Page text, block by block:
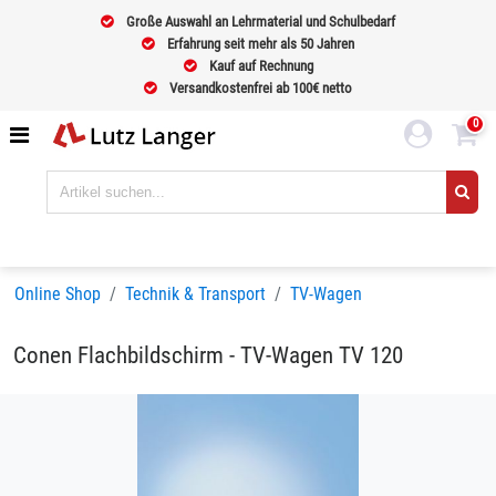
Große Auswahl an Lehrmaterial und Schulbedarf
Erfahrung seit mehr als 50 Jahren
Kauf auf Rechnung
Versandkostenfrei ab 100€ netto
0
Online Shop Technik & Transport TV-Wagen
Conen Flachbildschirm - TV-Wagen TV 120